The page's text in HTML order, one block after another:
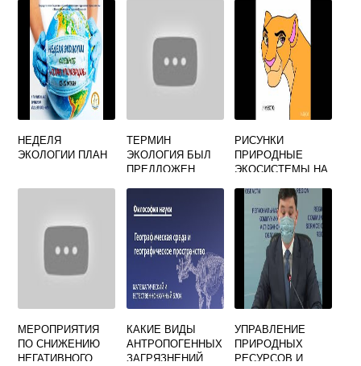
БИОЦЕНОЗ
БИОСФЕРА ИХ
ЭВОЛЮЦИЯ
НЕДЕЛЯ
ЭКОЛОГИИ ПЛАН
ТЕРМИН
ЭКОЛОГИЯ БЫЛ
ПРЕДЛОЖЕН
ГЕККЕЛЕМ
РИСУНКИ
ПРИРОДНЫЕ
ЭКОСИСТЕМЫ НА
МЕРОПРИЯТИЯ
ПО СНИЖЕНИЮ
НЕГАТИВНОГО
КАКИЕ ВИДЫ
АНТРОПОГЕННЫХ
ЗАГРЯЗНЕНИЙ
УПРАВЛЕНИЕ
ПРИРОДНЫХ
РЕСУРСОВ И